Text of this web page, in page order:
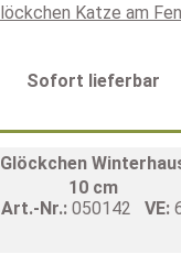
Sofort lieferbar
Glöckchen
10 cm
Art.-Nr.: 050142 VE: